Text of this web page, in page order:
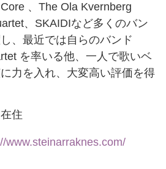
、The Ola Kvernberg
、SKAIDIなど多くのバン
、最近では自らのバンド
を率いる他、一人で歌いベ
力を入れ、大変高い評価を得
住
www.steinarraknes.com/